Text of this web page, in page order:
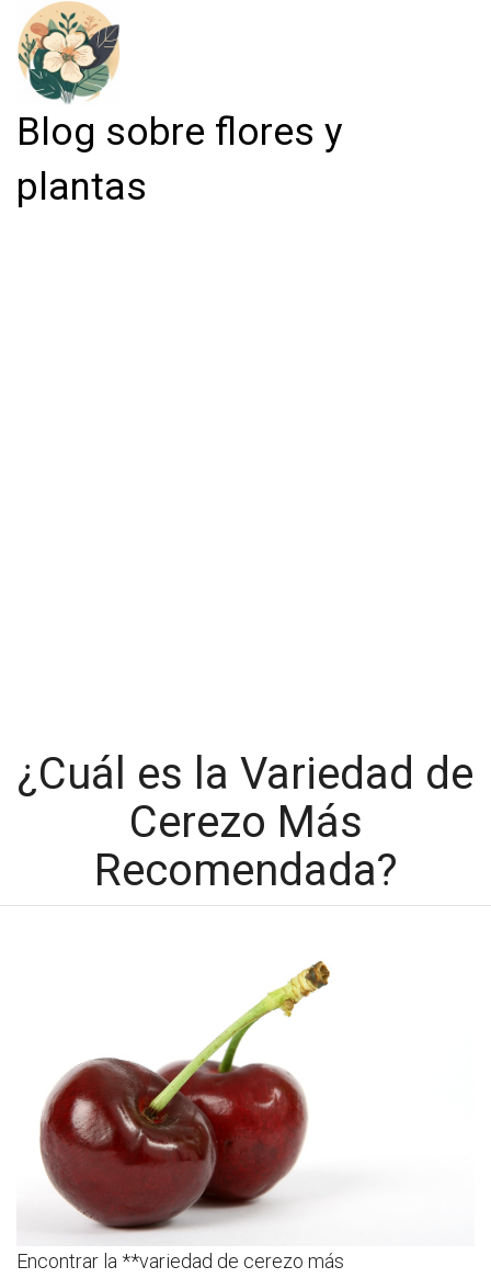
Blog sobre flores y
plantas
¿Cuál es la Variedad de
Cerezo Más
Recomendada?
Encontrar la **variedad de cerezo más